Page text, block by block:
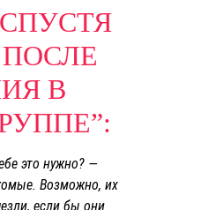
СПУСТЯ
В
это нужно? —
Возможно, их
если бы они